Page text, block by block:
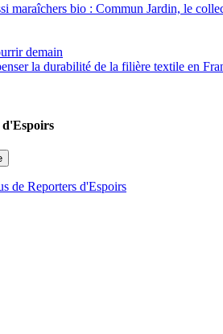
maraîchers bio : Commun Jardin, le
demain
la durabilité de la filière textile en
d'Espoirs